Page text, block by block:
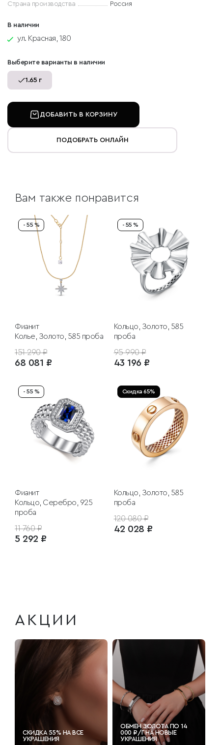
Страна производства
Россия
В наличии
ул. Красная, 180
Выберите варианты в наличии
1.65 г
ДОБАВИТЬ В КОРЗИНУ
ПОДОБРАТЬ ОНЛАЙН
Вам также понравится
- 55 %
Фианит
Колье, Золото, 585 проба
151 290 ₽
68 081 ₽
- 55 %
Кольцо, Золото, 585
проба
95 990 ₽
43 196 ₽
- 55 %
Фианит
Кольцо, Серебро, 925
проба
11 760 ₽
5 292 ₽
Скидка 65%
Кольцо, Золото, 585
проба
120 080 ₽
42 028 ₽
АКЦИИ
СКИДКА 55% НА ВСЕ
УКРАШЕНИЯ
ОБМЕН ЗОЛОТА ПО 14
000 ₽/Г НА НОВЫЕ
УКРАШЕНИЯ